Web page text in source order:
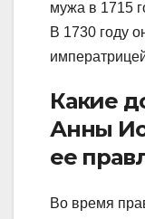
мужа в 1715
В 1730 году
Какие
Анны
ее
Во время